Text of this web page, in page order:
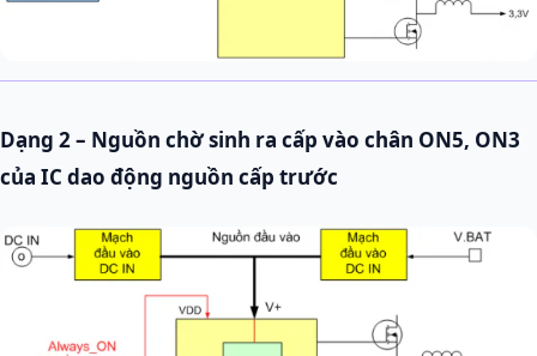
Dạng 2 – Nguồn chờ sinh ra cấp vào chân ON5, ON3
của IC dao động nguồn cấp trước